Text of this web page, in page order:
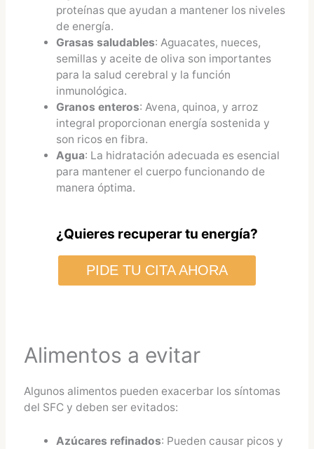
proteínas que ayudan a mantener los niveles
de energía.
Grasas saludables: Aguacates, nueces,
semillas y aceite de oliva son importantes
para la salud cerebral y la función
inmunológica.
Granos enteros: Avena, quinoa, y arroz
integral proporcionan energía sostenida y
son ricos en fibra.
Agua: La hidratación adecuada es esencial
para mantener el cuerpo funcionando de
manera óptima.
¿Quieres recuperar tu energía?
PIDE TU CITA AHORA
Alimentos a evitar
Algunos alimentos pueden exacerbar los síntomas
del SFC y deben ser evitados:
Azúcares refinados: Pueden causar picos y